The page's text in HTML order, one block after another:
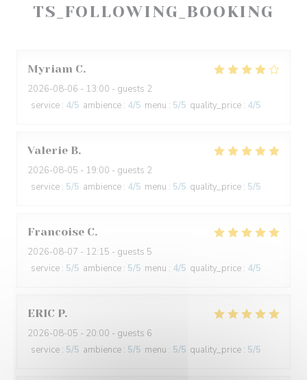
TS_FOLLOWING_BOOKING
Myriam C
2026-08-06 - 13:00 - guests 2
service : 4/5 ambience : 4/5 menu : 5/5 quality_price : 4/5
Valerie B
2026-08-05 - 19:00 - guests 2
service : 5/5 ambience : 4/5 menu : 5/5 quality_price : 5/5
Francoise C
2026-08-07 - 12:15 - guests 5
service : 5/5 ambience : 5/5 menu : 4/5 quality_price : 4/5
ERIC P
2026-08-05 - 20:00 - guests 6
service : 5/5 ambience : 5/5 menu : 5/5 quality_price : 5/5